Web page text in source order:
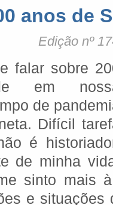
anos de
Edição nº
falar sobre
em
de
Difícil
é
de minha
sinto mais
e situações